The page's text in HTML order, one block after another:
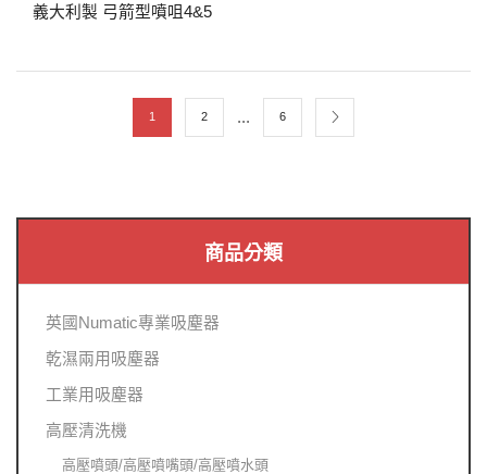
義大利製 弓箭型噴咀4&5
1 2 ... 6
商品分類
英國Numatic專業吸塵器
乾濕兩用吸塵器
工業用吸塵器
高壓清洗機
高壓噴頭/高壓噴嘴頭/高壓噴水頭